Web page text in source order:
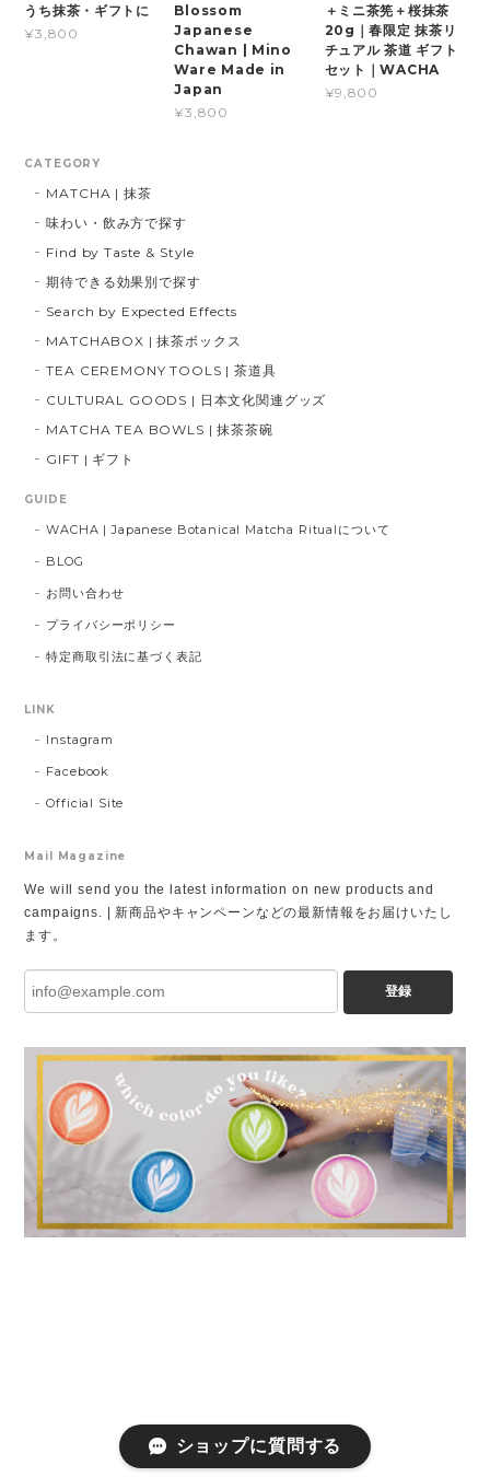
うち抹茶・ギフトに
¥3,800
Blossom
Japanese
Chawan | Mino
Ware Made in
Japan
¥3,800
＋ミニ茶筅＋桜抹茶
20g｜春限定 抹茶リ
チュアル 茶道 ギフト
セット｜WACHA
¥9,800
CATEGORY
MATCHA | 抹茶
味わい・飲み方で探す
Find by Taste & Style
期待できる効果別で探す
Search by Expected Effects
MATCHABOX | 抹茶ボックス
TEA CEREMONY TOOLS | 茶道具
CULTURAL GOODS | 日本文化関連グッズ
MATCHA TEA BOWLS | 抹茶茶碗
GIFT | ギフト
GUIDE
WACHA | Japanese Botanical Matcha Ritualについて
BLOG
お問い合わせ
プライバシーポリシー
特定商取引法に基づく表記
LINK
Instagram
Facebook
Official Site
Mail Magazine
We will send you the latest information on new products and
campaigns. | 新商品やキャンペーンなどの最新情報をお届けいたし
ます。
登録
ショップに質問する